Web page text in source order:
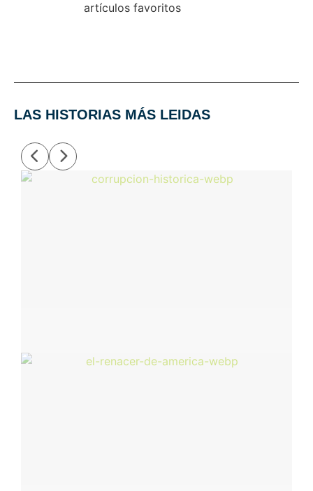
artículos favoritos
LAS HISTORIAS MÁS LEIDAS